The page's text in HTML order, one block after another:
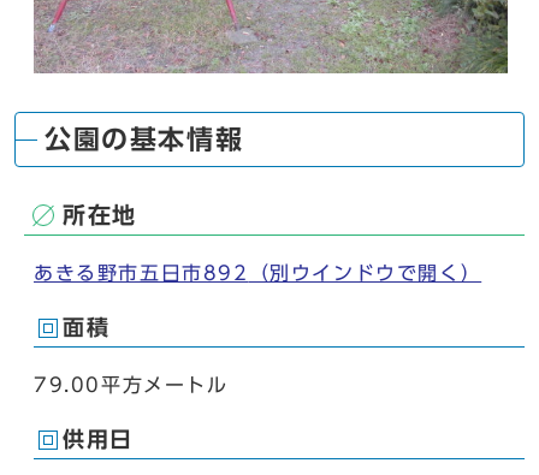
公園の基本情報
所在地
あきる野市五日市892 （別ウインドウで開く）
面積
79.00平方メートル
供用日